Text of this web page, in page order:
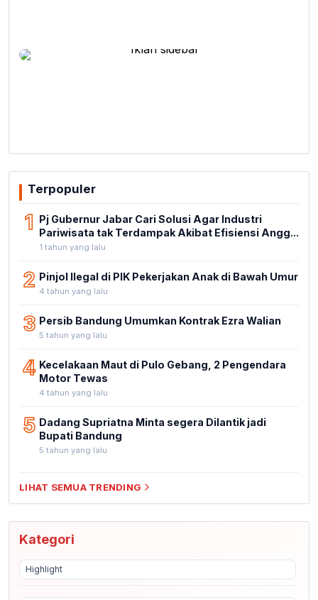
Terpopuler
1 Pj Gubernur Jabar Cari Solusi Agar Industri
Pariwisata tak Terdampak Akibat Efisiensi Angg...
1 tahun yang lalu
2 Pinjol Ilegal di PIK Pekerjakan Anak di Bawah Umur
4 tahun yang lalu
3 Persib Bandung Umumkan Kontrak Ezra Walian
5 tahun yang lalu
4 Kecelakaan Maut di Pulo Gebang, 2 Pengendara
Motor Tewas
4 tahun yang lalu
5 Dadang Supriatna Minta segera Dilantik jadi
Bupati Bandung
5 tahun yang lalu
LIHAT SEMUA TRENDING
Kategori
Highlight